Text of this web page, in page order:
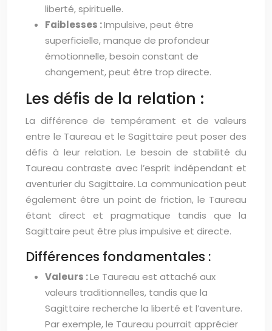
liberté, spirituelle.
Faiblesses :Impulsive, peut être
superficielle, manque de profondeur
émotionnelle, besoin constant de
changement, peut être trop directe.
Les défis de la relation :
La différence de tempérament et de valeurs
entre le Taureau et le Sagittaire peut poser des
défis à leur relation. Le besoin de stabilité du
Taureau contraste avec l’esprit indépendant et
aventurier du Sagittaire. La communication peut
également être un point de friction, le Taureau
étant direct et pragmatique tandis que la
Sagittaire peut être plus impulsive et directe.
Différences fondamentales :
Valeurs :Le Taureau est attaché aux
valeurs traditionnelles, tandis que la
Sagittaire recherche la liberté et l’aventure.
Par exemple, le Taureau pourrait apprécier